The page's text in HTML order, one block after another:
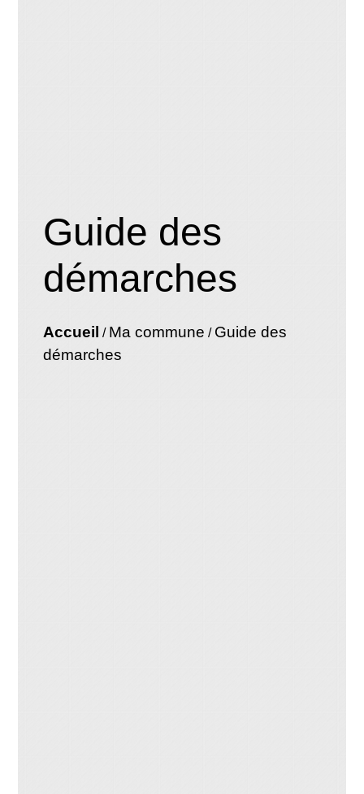
Guide des
démarches
Accueil / Ma commune / Guide des
démarches